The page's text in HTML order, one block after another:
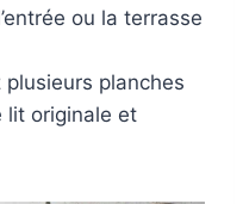
ou la terrasse
plusieurs planches
lit originale et